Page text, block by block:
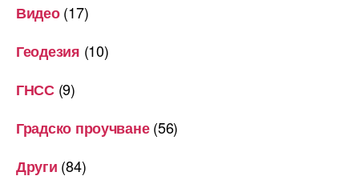
Видео(17)
Геодезия (10)
ГНСС(9)
Градско проучване(56)
Други (84)